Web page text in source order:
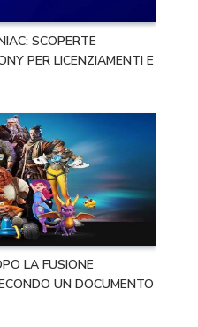
SCOPERTE
PER LICENZIAMENTI E
LA FUSIONE
UN DOCUMENTO